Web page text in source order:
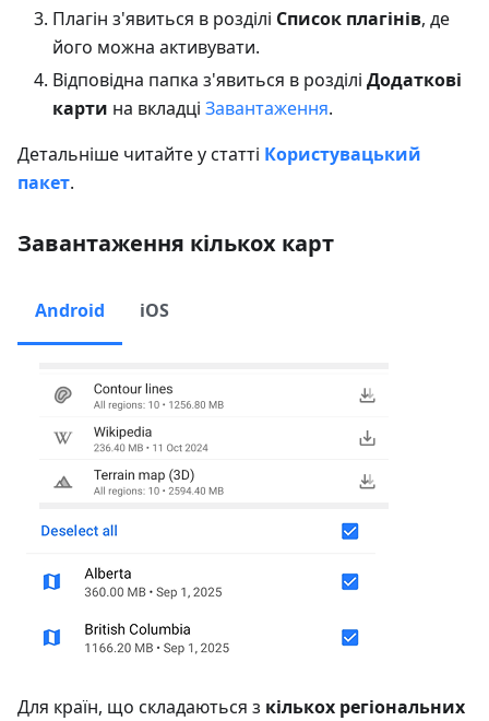
Плагін з'явиться в розділі Список плагінів, де
його можна активувати.
Відповідна папка з'явиться в розділі Додаткові
карти на вкладці Завантаження.
Детальніше читайте у статті Користувацький
пакет.
Завантаження кількох карт
Android iOS
Для країн, що складаються з кількох регіональних